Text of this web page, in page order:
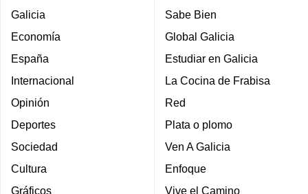
Galicia
Economía
España
Internacional
Opinión
Deportes
Sociedad
Cultura
Gráficos
Sabe Bien
Global Galicia
Estudiar en Galicia
La Cocina de Frabisa
Red
Plata o plomo
Ven A Galicia
Enfoque
Vive el Camino